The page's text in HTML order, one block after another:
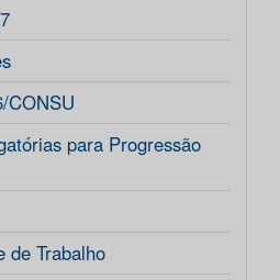
CONSU
para Progressão
de Trabalho